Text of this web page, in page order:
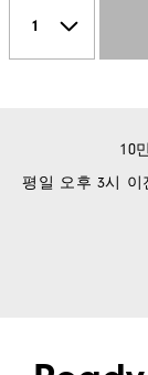
10
평일 오후 3시 이